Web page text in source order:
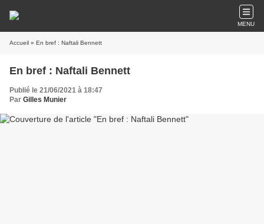
MENU
Accueil » En bref : Naftali Bennett
En bref : Naftali Bennett
Publié le 21/06/2021 à 18:47
Par Gilles Munier